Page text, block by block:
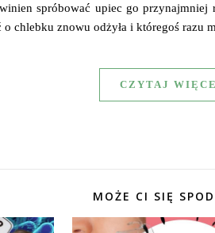
spróbować upiec go
chlebku znowu odżyła i któregoś razu
CZYTAJ
MOŻE CI SIĘ